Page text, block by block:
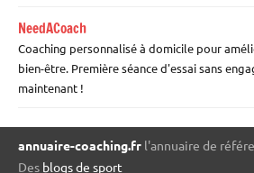
NeedACoach
Coaching personnalisé à domicile pour
bien-être. Première séance d'essai sans
maintenant !
annuaire-coaching.fr l'annuaire de
Des blogs de sport